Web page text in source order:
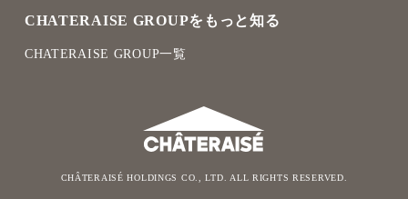
CHATERAISE GROUPをもっと知る
CHATERAISE GROUP一覧
CHÂTERAISÉ HOLDINGS CO., LTD. ALL RIGHTS RESERVED.